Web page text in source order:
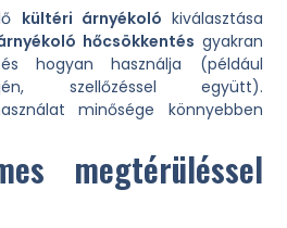
kültéri árnyékoló kiválasztása
hőcsökkentés gyakran
hogyan használja (például
szellőzéssel együtt).
minősége könnyebben
megtérüléssel